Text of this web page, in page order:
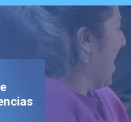
Fondo Orasmi
de algodón de